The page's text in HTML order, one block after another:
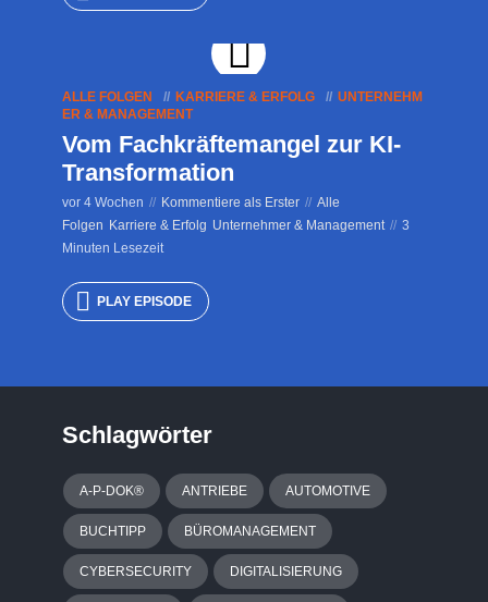
ALLE FOLGEN KARRIERE & ERFOLG
UNTERNEHM
ER & MANAGEMENT
Vom Fachkräftemangel zur KI-
Transformation
vor 4 Wochen Kommentiere als Erster
Alle
Folgen Karriere & Erfolg Unternehmer & Management
3
Minuten Lesezeit
PLAY EPISODE
Schlagwörter
A-P-DOK® ANTRIEBE AUTOMOTIVE
BUCHTIPP BÜROMANAGEMENT
CYBERSECURITY DIGITALISIERUNG